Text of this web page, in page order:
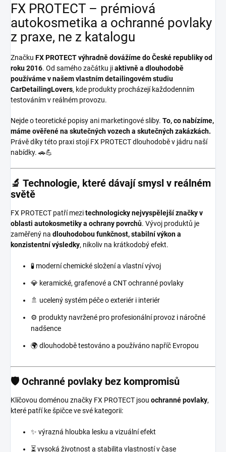
FX PROTECT – prémiová
autokosmetika a ochranné povlaky
z praxe, ne z katalogu
Značku FX PROTECTvýhradně dovážíme do České republiky od
roku 2016. Od samého začátku jiaktivně a dlouhodobě
používáme v našem vlastním detailingovém studiu
CarDetailingLovers, kde produkty procházejí každodenním
testováním v reálném provozu.
Nejde o teoretické popisy ani marketingové sliby. To, co nabízíme,
máme ověřené na skutečných vozech a skutečných zakázkách.
Právě díky této praxi stojí FX PROTECT dlouhodobě v jádru naší
nabídky. 🚗💪
🔬 Technologie, které dávají smysl v reálném
světě
FX PROTECT patří mezitechnologicky nejvyspělejší značky v
oblasti autokosmetiky a ochrany povrchů. Vývoj produktů je
zaměřený na dlouhodobou funkčnost, stabilní výkon a
konzistentní výsledky, nikoliv na krátkodobý efekt.
🧪 moderní chemické složení a vlastní vývoj
💎 keramické, grafenové a CNT ochranné povlaky
🚿 ucelený systém péče o exteriér i interiér
⚙️ produkty navržené pro profesionální provoz i náročné
nadšence
🌍 dlouhodobě testováno a používáno napříč Evropou
🛡️ Ochranné povlaky bez kompromisů
Klíčovou doménou značky FX PROTECT jsou ochranné povlaky,
které patří ke špičce ve své kategorii:
✨ výrazná hloubka lesku a vizuální efekt
⏳ vysoká životnost a stabilita vlastností v čase